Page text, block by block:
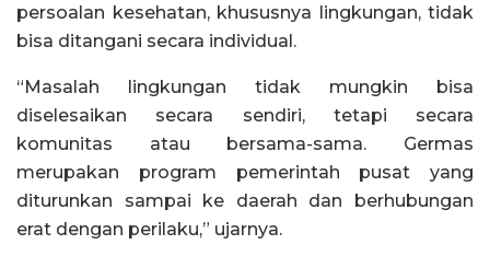
persoalan kesehatan, khususnya lingkungan, tidak
bisa ditangani secara individual.
“Masalah lingkungan tidak mungkin bisa
diselesaikan secara sendiri, tetapi secara
komunitas atau bersama-sama. Germas
merupakan program pemerintah pusat yang
diturunkan sampai ke daerah dan berhubungan
erat dengan perilaku,” ujarnya.